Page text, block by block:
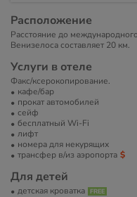
Расположение
Расстояние до
Венизелоса составляет 20 км.
Услуги в отеле
Факс/ксерокопирование.
кафе/бар
прокат автомобилей
сейф
бесплатный Wi-Fi
лифт
номера для некурящих
трансфер в/из аэропорта
Для детей
детская кроватка